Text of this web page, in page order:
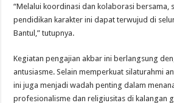
“Melalui koordinasi dan kolaborasi bersama,
pendidikan karakter ini dapat terwujud di
Bantul,” tutupnya.
Kegiatan pengajian akbar ini berlangsung
antusiasme. Selain memperkuat silaturahmi
ini juga menjadi wadah penting dalam
profesionalisme dan religiusitas di kalangan